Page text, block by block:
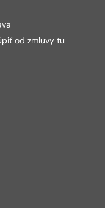
od zmluvy tu